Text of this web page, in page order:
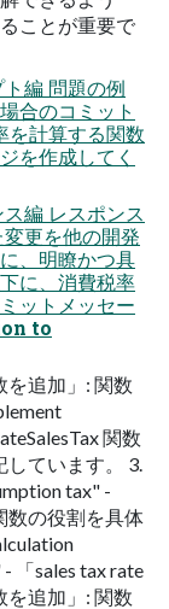
ことが重要で
編 問題の例
合のコミット
を計算する関数
を作成してく
編 レスポンス
更を他の開発
、明瞭かつ具
に、消費税率
ットメッセー
to
を追加」: 関数
関数
しています。 3.
tax" -
数の役割を具体
「sales tax rate
を追加」: 関数